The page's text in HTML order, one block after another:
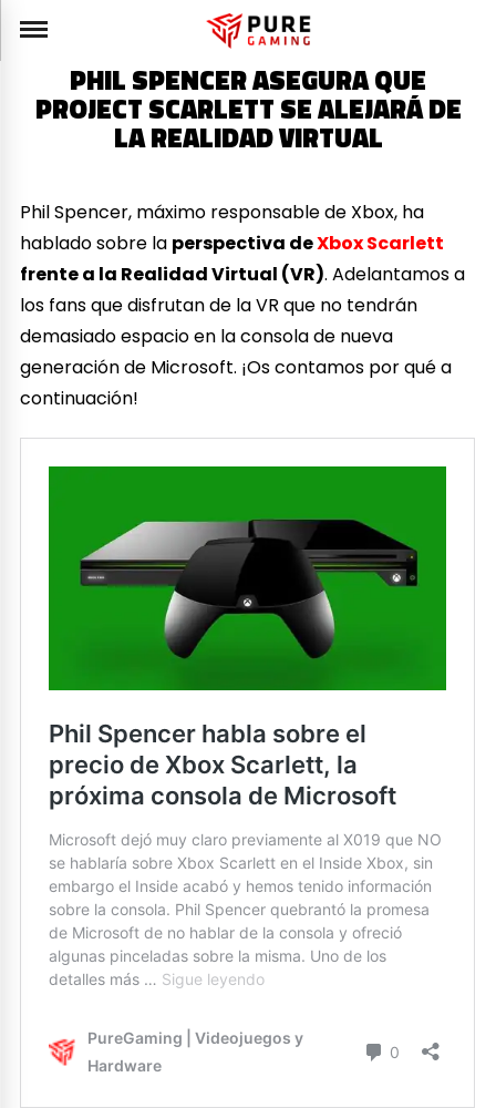
PHIL SPENCER ASEGURA QUE
PROJECT SCARLETT SE ALEJARÁ DE
LA REALIDAD VIRTUAL
Phil Spencer, máximo responsable de Xbox, ha
hablado sobre la perspectiva deXbox Scarlett
frente a la Realidad Virtual (VR). Adelantamos a
los fans que disfrutan de la VR que no tendrán
demasiado espacio en la consola de nueva
generación de Microsoft. ¡Os contamos por qué a
continuación!